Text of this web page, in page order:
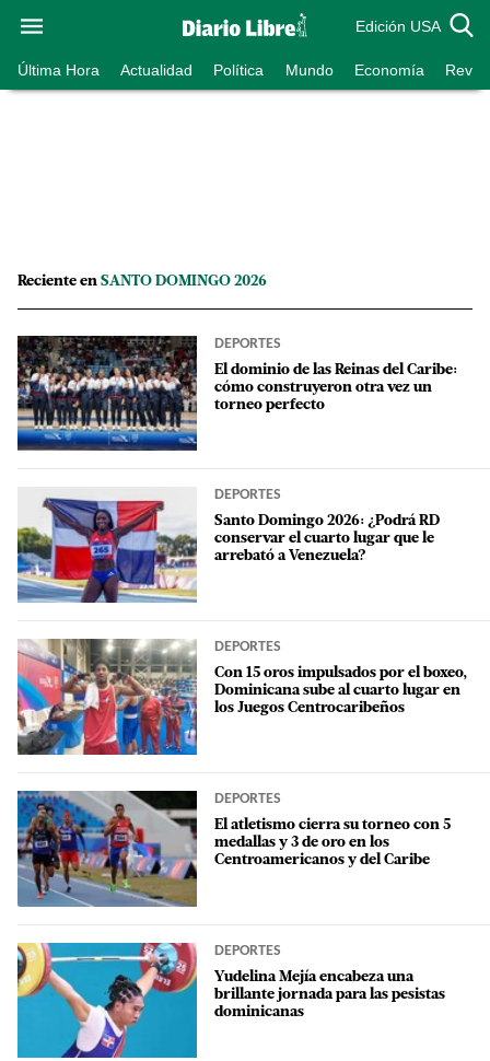
Edición USA
Última Hora Actualidad Política Mundo Economía
Reciente en SANTO DOMINGO 2026
DEPORTES
El dominio de las Reinas del Caribe:
cómo construyeron otra vez un
torneo perfecto
DEPORTES
Santo Domingo 2026: ¿Podrá RD
conservar el cuarto lugar que le
arrebató a Venezuela?
DEPORTES
Con 15 oros impulsados por el boxeo,
Dominicana sube al cuarto lugar en
los Juegos Centrocaribeños
DEPORTES
El atletismo cierra su torneo con 5
medallas y 3 de oro en los
Centroamericanos y del Caribe
DEPORTES
Yudelina Mejía encabeza una
brillante jornada para las pesistas
dominicanas